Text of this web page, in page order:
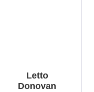
Letto
Donovan